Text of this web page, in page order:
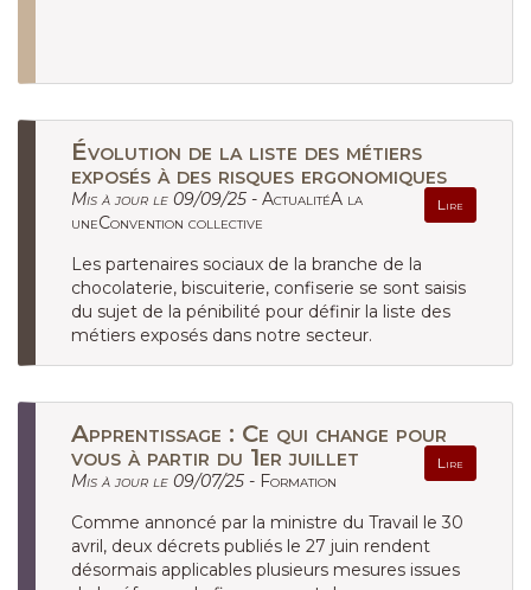
Évolution de la liste des métiers
exposés à des risques ergonomiques
Lire
Mis à jour le 09/09/25 - ActualitéA la
uneConvention collective
Les partenaires sociaux de la branche de la
chocolaterie, biscuiterie, confiserie se sont saisis
du sujet de la pénibilité pour définir la liste des
métiers exposés dans notre secteur.
Apprentissage : Ce qui change pour
vous à partir du 1er juillet
Lire
Mis à jour le 09/07/25 - Formation
Comme annoncé par la ministre du Travail le 30
avril, deux décrets publiés le 27 juin rendent
désormais applicables plusieurs mesures issues